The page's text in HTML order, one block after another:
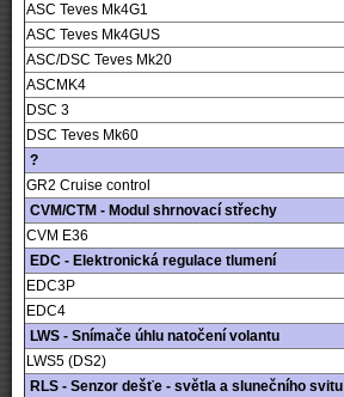
ASC Teves Mk4G1
ASC Teves Mk4GUS
ASC/DSC Teves Mk20
ASCMK4
DSC 3
DSC Teves Mk60
?
GR2 Cruise control
CVM/CTM - Modul shrnovací střechy
CVM E36
EDC - Elektronická regulace tlumení
EDC3P
EDC4
LWS - Snímače úhlu natočení volantu
LWS5 (DS2)
RLS - Senzor dešťe - světla a slunečního svitu